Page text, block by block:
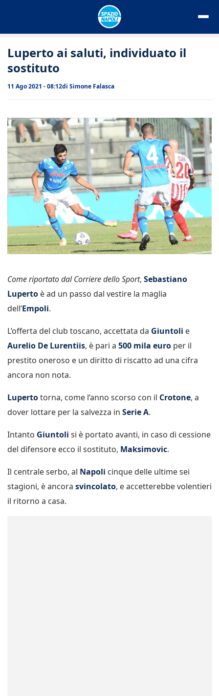
Luperto ai saluti, individuato il
sostituto
11 Ago 2021 - 08:12di Simone Falasca
Come riportato dal Corriere dello Sport, Sebastiano
Luperto è ad un passo dal vestire la maglia
dell’Empoli.
L’offerta del club toscano, accettata da Giuntoli e
Aurelio De Lurentiis, è pari a 500 mila euro per il
prestito oneroso e un diritto di riscatto ad una cifra
ancora non nota.
Lupertotorna, come l’anno scorso con il Crotone, a
dover lottare per la salvezza in Serie A.
Intanto Giuntoli si è portato avanti, in caso di cessione
del difensore ecco il sostituto, Maksimovic.
Il centrale serbo, al Napoli cinque delle ultime sei
stagioni, è ancora svincolato, e accetterebbe volentieri
il ritorno a casa.